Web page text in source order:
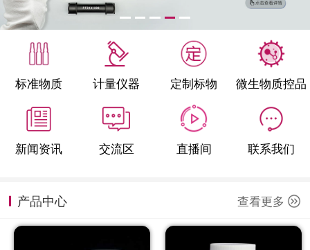
标准物质 计量仪器 定制标物 微生物质控品
新闻资讯 交流区 直播间 联系我们
产品中心 查看更多
微生物检测/质控品
定制标物
定制仪器
新闻资讯